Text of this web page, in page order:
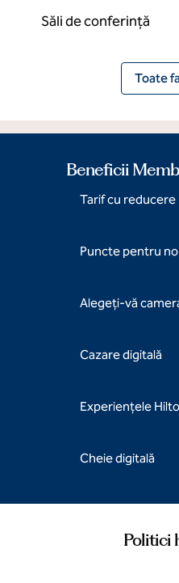
Săli de conferință
Toate
Beneficii
Tarif cu
Puncte pentru
Alegeți-vă
Cazare digitală
Experiențele
Cheie digitală
Politici